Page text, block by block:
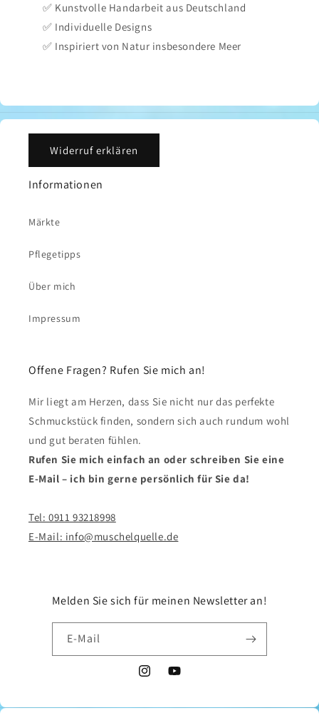
✅ Kunstvolle Handarbeit aus Deutschland
✅ Individuelle Designs
✅ Inspiriert von Natur insbesondere Meer
Widerruf erklären
Informationen
Märkte
Pflegetipps
Über mich
Impressum
Offene Fragen? Rufen Sie mich an!
Mir liegt am Herzen, dass Sie nicht nur das perfekte
Schmuckstück finden, sondern sich auch rundum wohl
und gut beraten fühlen.
Rufen Sie mich einfach an oder schreiben Sie eine
E-Mail – ich bin gerne persönlich für Sie da!
Tel: 0911 93218998
E-Mail: info@muschelquelle.de
Melden Sie sich für meinen Newsletter an!
E-Mail
InstagramYouTube